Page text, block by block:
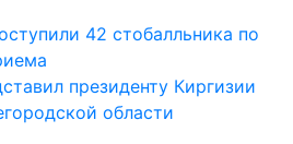
42 стобалльника по